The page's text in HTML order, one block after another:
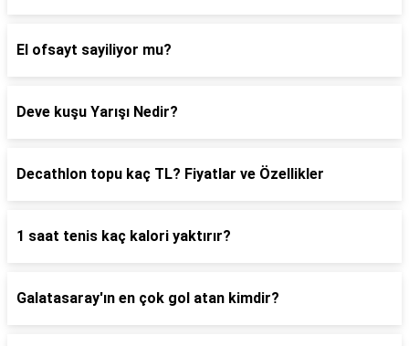
El ofsayt sayiliyor mu?
Deve kuşu Yarışı Nedir?
Decathlon topu kaç TL? Fiyatlar ve Özellikler
1 saat tenis kaç kalori yaktırır?
Galatasaray'ın en çok gol atan kimdir?